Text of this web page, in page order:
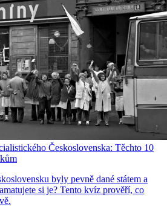
Československa: Těchto 10
byly pevně dané státem a
si je? Tento kvíz prověří, co